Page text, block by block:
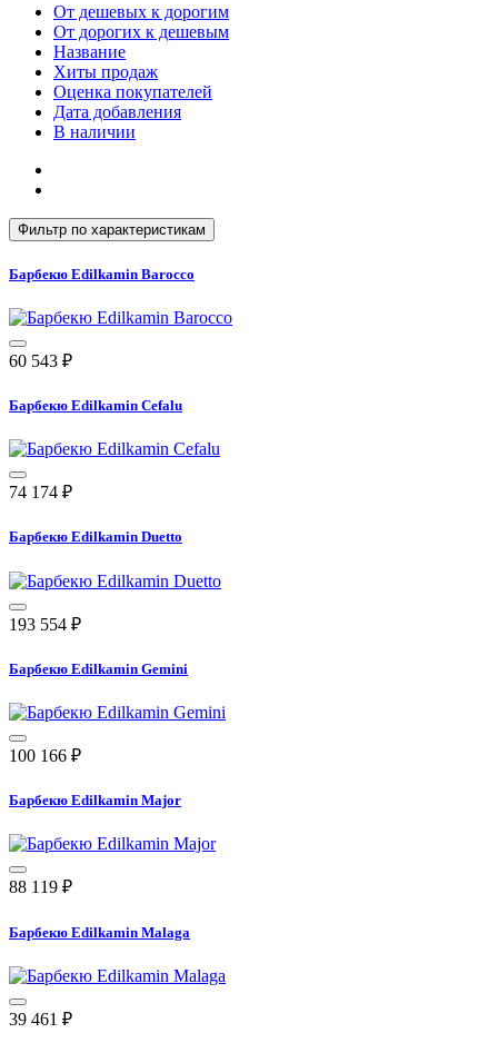
От дешевых к дорогим
От дорогих к дешевым
Название
Хиты продаж
Оценка покупателей
Дата добавления
В наличии
Фильтр по характеристикам
Барбекю Edilkamin Barocco
60 543 ₽
Барбекю Edilkamin Cefalu
74 174 ₽
Барбекю Edilkamin Duetto
193 554 ₽
Барбекю Edilkamin Gemini
100 166 ₽
Барбекю Edilkamin Major
88 119 ₽
Барбекю Edilkamin Malaga
39 461 ₽